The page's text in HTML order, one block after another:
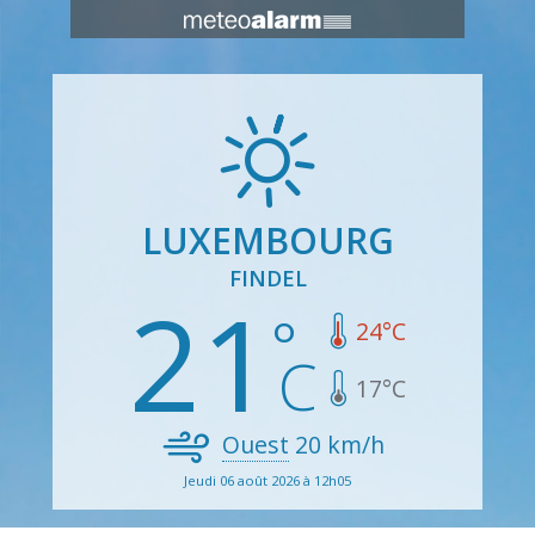
LUXEMBOURG
FINDEL
21 24°C
17°C
Ouest 20 km/h
Jeudi 06 août 2026 à 12h05